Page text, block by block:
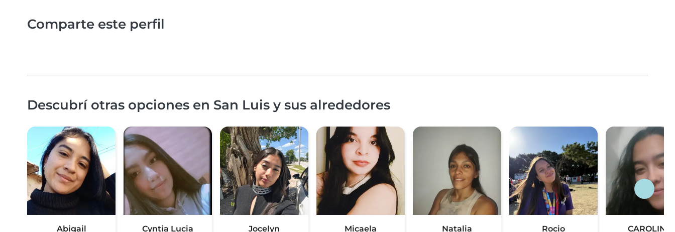
Comparte este perfil
Descubrí otras opciones en San Luis y sus alrededores
Abigail Cyntia Lucia Jocelyn Micaela Natalia Rocio
CAROLINA